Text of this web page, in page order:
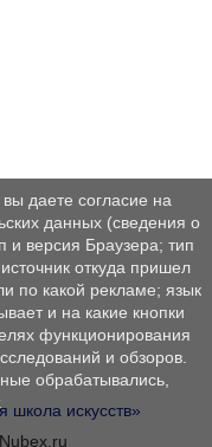
искусств»
Nubex.ru
даете согласие на
данных (сведения о
версия Браузера; тип
откуда пришел
по какой рекламе; язык
и на какие кнопки
функционирования
и обзоров.
обрабатывались,